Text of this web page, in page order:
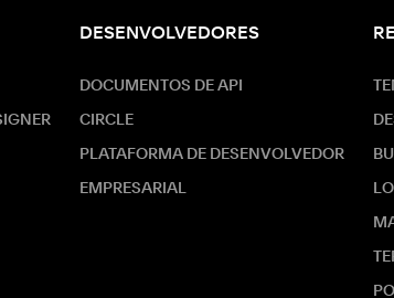
DESENVOLVEDORES
DOCUMENTOS DE API
CIRCLE
PLATAFORMA DE DESENVOLVEDOR
EMPRESARIAL